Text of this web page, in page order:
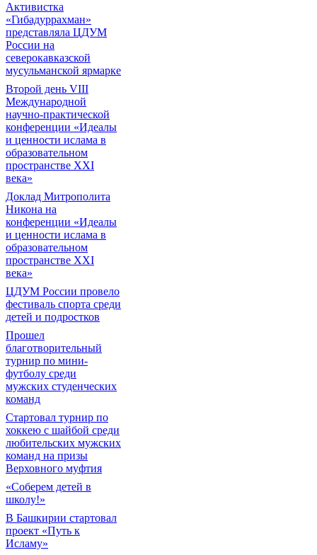
Активистка
«Гибадуррахман»
представляла ЦДУМ
России на
северокавказской
мусульманской ярмарке
Второй день VIII
Международной
научно-практической
конференции «Идеалы
и ценности ислама в
образовательном
пространстве XXI
века»
Доклад Митрополита
Никона на
конференции «Идеалы
и ценности ислама в
образовательном
пространстве XXI
века»
ЦДУМ России провело
фестиваль спорта среди
детей и подростков
Прошел
благотворительный
турнир по мини-
футболу среди
мужских студенческих
команд
Cтартовал турнир по
хоккею с шайбой среди
любительских мужских
команд на призы
Верховного муфтия
«Соберем детей в
школу!»
В Башкирии стартовал
проект «Путь к
Исламу»